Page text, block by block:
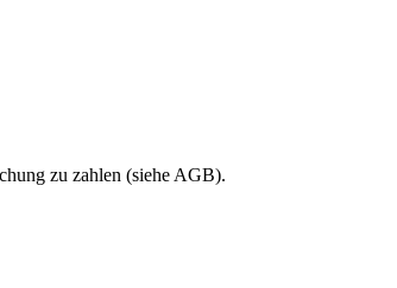
zu zahlen (siehe AGB).